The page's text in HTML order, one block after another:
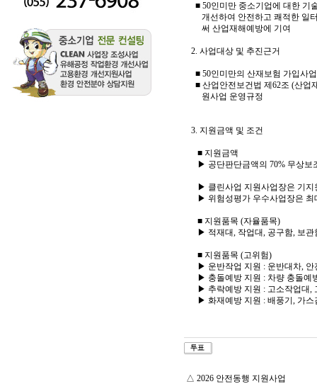
■ 50인미만 중소기업에 대한 기
개선하여 안전하고 쾌적한 일
써 산업재해예방에 기여
2. 사업대상 및 추진근거
■ 50인미만의 산재보험 가입사
■ 산업안전보건법 제62조 (산업
원사업 운영규정
3. 지원금액 및 조건
■ 지원금액
▶ 공단판단금액의 70% 무상보
▶ 클린사업 지원사업장은 기지
▶ 위험성평가 우수사업장은 최
■ 지원품목 (자율품목)
▶ 적재대, 작업대, 공구함, 보관
■ 지원품목 (고위험)
▶ 운반작업 지원 : 운반대차, 안
▶ 충돌예방 지원 : 차량 충돌예
▶ 추락예방 지원 : 고소작업대,
▶ 화재예방 지원 : 배풍기, 가스
△ 2026 안전동행 지원사업